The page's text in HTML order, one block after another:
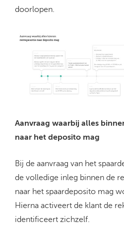
doorlopen.
Aanvraag waarbij alles
naar het deposito mag
Bij de aanvraag van het
de volledige inleg binnen de
naar het spaardeposito mag
Hierna activeert de klant de
identificeert zichzelf.